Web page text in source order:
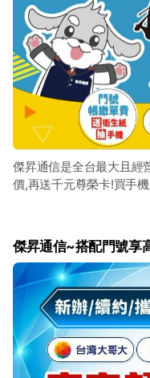
傑昇通信是全台最大且經
價,再送千元尊榮卡!買手
傑昇通信~搭配門號享